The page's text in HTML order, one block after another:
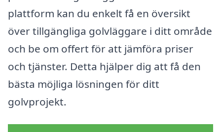
plattform kan du enkelt få en översikt
över tillgängliga golvläggare i ditt område
och be om offert för att jämföra priser
och tjänster. Detta hjälper dig att få den
bästa möjliga lösningen för ditt
golvprojekt.